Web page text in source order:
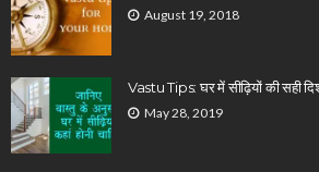
August 19, 2018
Vastu Tips: घर में सीढ़ियों की सही
May 28, 2019